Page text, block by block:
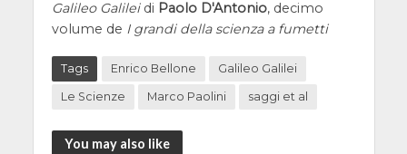
Galileo Galileidi Paolo D'Antonio, decimo
volume de I grandi della scienza a fumetti
Tags Enrico Bellone Galileo Galilei
Le Scienze Marco Paolini saggi et al
You may also like